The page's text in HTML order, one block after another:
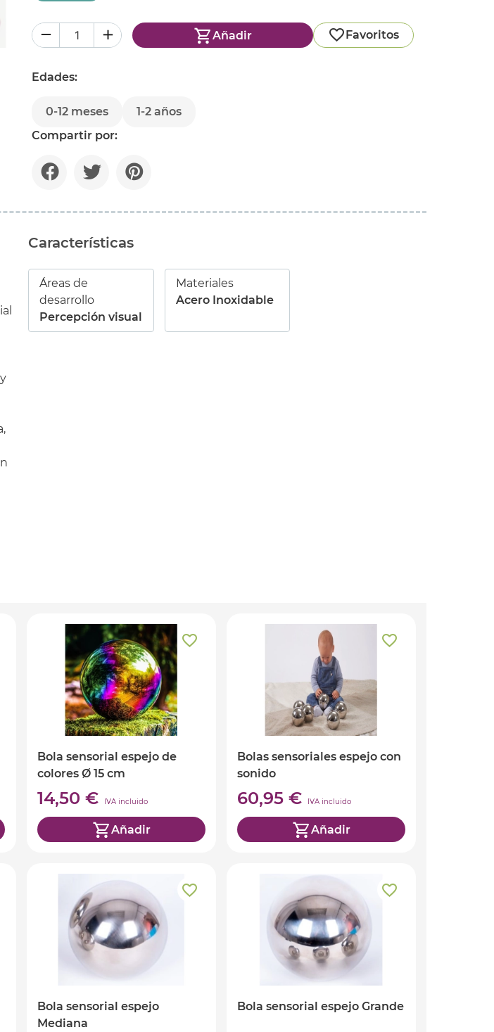
Añadir Favoritos
Edades:
0-12 meses
1-2 años
Compartir por:
Características
Áreas de
desarrollo
Percepción visual
Materiales
Acero Inoxidable
Bola sensorial espejo de
colores Ø 15 cm
14,50 € IVA incluido
Añadir
Bolas sensoriales espejo con
sonido
60,95 € IVA incluido
Añadir
Bola sensorial espejo
Mediana
Bola sensorial espejo Grande